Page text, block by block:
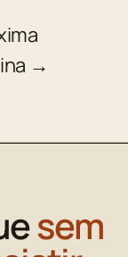
→
sem